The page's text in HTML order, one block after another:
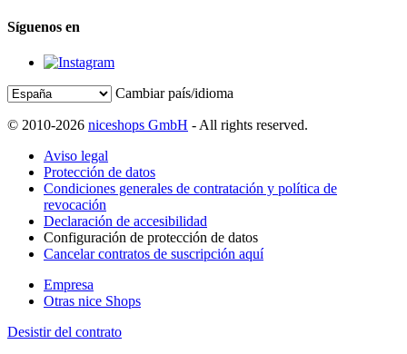
Síguenos en
Cambiar país/idioma
© 2010-2026 niceshops GmbH - All rights reserved.
Aviso legal
Protección de datos
Condiciones generales de contratación y política de
revocación
Declaración de accesibilidad
Configuración de protección de datos
Cancelar contratos de suscripción aquí
Empresa
Otras nice Shops
Desistir del contrato